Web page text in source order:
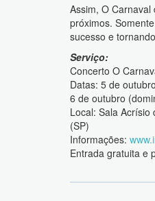
Assim, O
próximos.
sucesso e
Serviço:
Concerto O
Datas: 5 de
6 de outubro
Local: Sala
(SP)
Informações:
Entrada gratuita e